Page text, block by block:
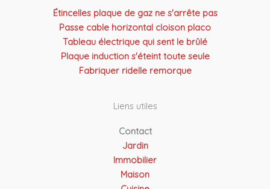
Étincelles plaque de gaz ne s'arrête pas
Passe cable horizontal cloison placo
Tableau électrique qui sent le brûlé
Plaque induction s'éteint toute seule
Fabriquer ridelle remorque
Liens utiles
Contact
Jardin
Immobilier
Maison